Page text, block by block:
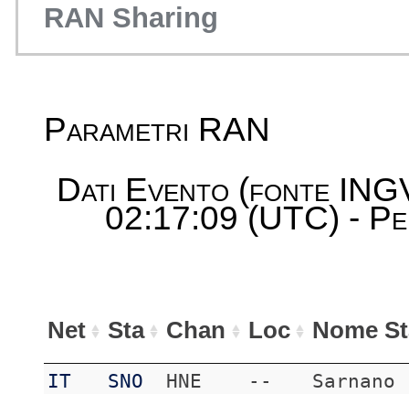
RAN Sharing
Parametri RAN
Dati Evento (fonte
02:17:09 (UTC) -
Net Sta Chan Loc Nome
IT SNO HNE --
Sarnano